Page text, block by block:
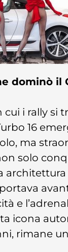
dominò il
cui i rally
16
ma
solo
e
icona
rimane